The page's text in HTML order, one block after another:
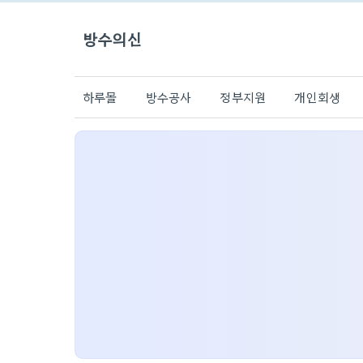
방수의신
하루몰 방수공사 정부지원 개인회생